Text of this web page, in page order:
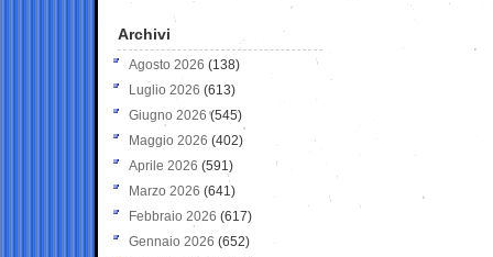
Archivi
Agosto 2026 (138)
Luglio 2026 (613)
Giugno 2026 (545)
Maggio 2026 (402)
Aprile 2026 (591)
Marzo 2026 (641)
Febbraio 2026 (617)
Gennaio 2026 (652)